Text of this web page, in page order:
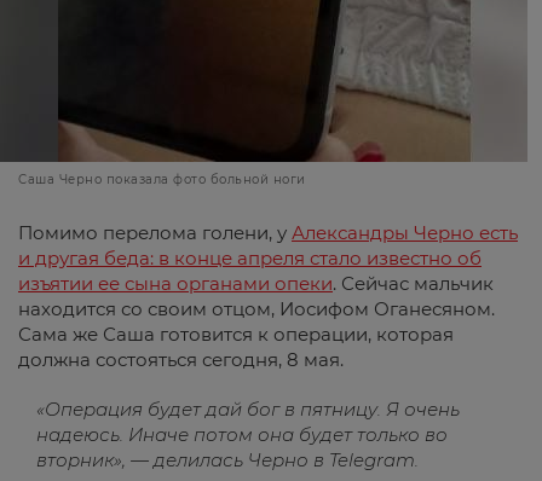
Саша Черно показала фото больной ноги
Помимо перелома голени, у Александры Черно есть
и другая беда: в конце апреля стало известно об
изъятии ее сына органами опеки. Сейчас мальчик
находится со своим отцом, Иосифом Оганесяном.
Сама же Саша готовится к операции, которая
должна состояться сегодня, 8 мая.
«Операция будет дай бог в пятницу. Я очень
надеюсь. Иначе потом она будет только во
вторник», — делилась Черно в Telegram.